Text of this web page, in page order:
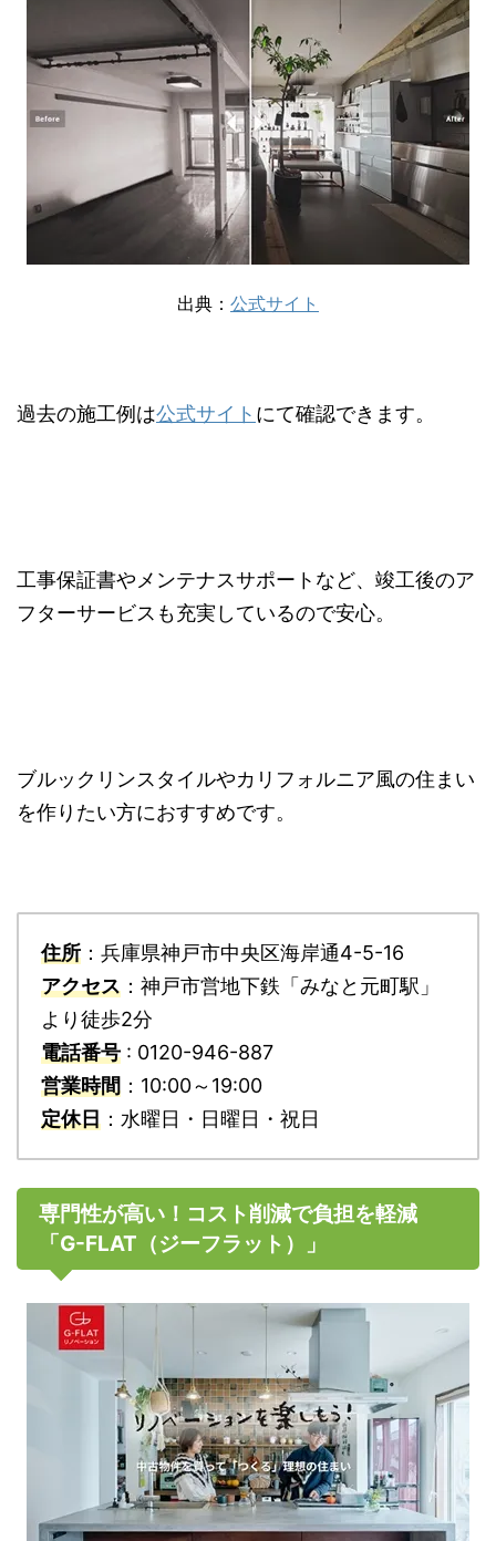
出典： 公式サイト
過去の施工例は公式サイト にて確認できます。
工事保証書やメンテナスサポートなど、竣工後のア
フターサービスも充実しているので安心。
ブルックリンスタイルやカリフォルニア風の住まい
を作りたい方におすすめです。
住所 ：兵庫県神戸市中央区海岸通4-5-16
アクセス ：神戸市営地下鉄「みなと元町駅」
より徒歩2分
電話番号 : 0120-946-887
営業時間 ：10:00～19:00
定休日 ：水曜日・日曜日・祝日
専門性が高い！コスト削減で負担を軽減
「G-FLAT（ジーフラット）」